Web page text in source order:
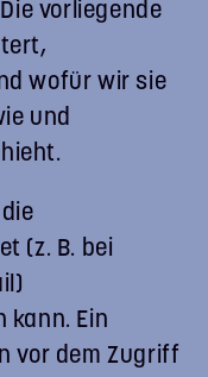
vorliegende
wofür wir sie
und
(z. B. bei
kann. Ein
vor dem Zugriff